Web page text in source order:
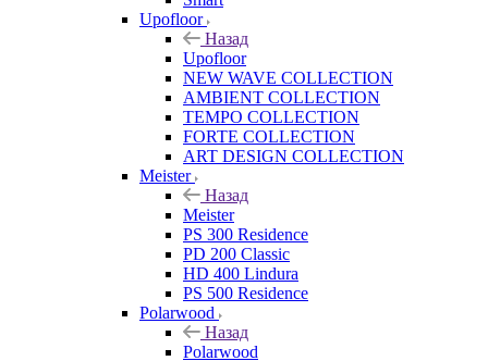
Upofloor
Назад
Upofloor
NEW WAVE COLLECTION
AMBIENT COLLECTION
TEMPO COLLECTION
FORTE COLLECTION
ART DESIGN COLLECTION
Meister
Назад
Meister
PS 300 Residence
PD 200 Classic
HD 400 Lindura
PS 500 Residence
Polarwood
Назад
Polarwood